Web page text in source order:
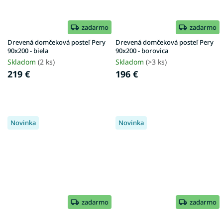
zadarmo
Drevená domčeková posteľ Pery
90x200 - biela
Skladom (2 ks)
219 €
zadarmo
Drevená domčeková posteľ Pery
90x200 - borovica
Skladom (>3 ks)
196 €
Novinka
zadarmo
Novinka
zadarmo